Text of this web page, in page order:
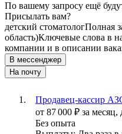
По вашему запросу ещё
Присылать вам?
детский стоматологПолная
область)Ключевые слова в
компании и в описании
В мессенджер
На почту
Продавец-кассир
от 87 000 ₽ за месяц,
Без опыта